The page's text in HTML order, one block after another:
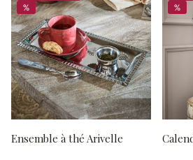
%
%
Ensemble à thé Arivelle
%
%